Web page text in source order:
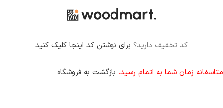
کد تخفیف دارید؟ برای نوشتن کد اینجا کلیک کنید
متاسفانه زمان شما به اتمام رسید. بازگشت به فروشگاه